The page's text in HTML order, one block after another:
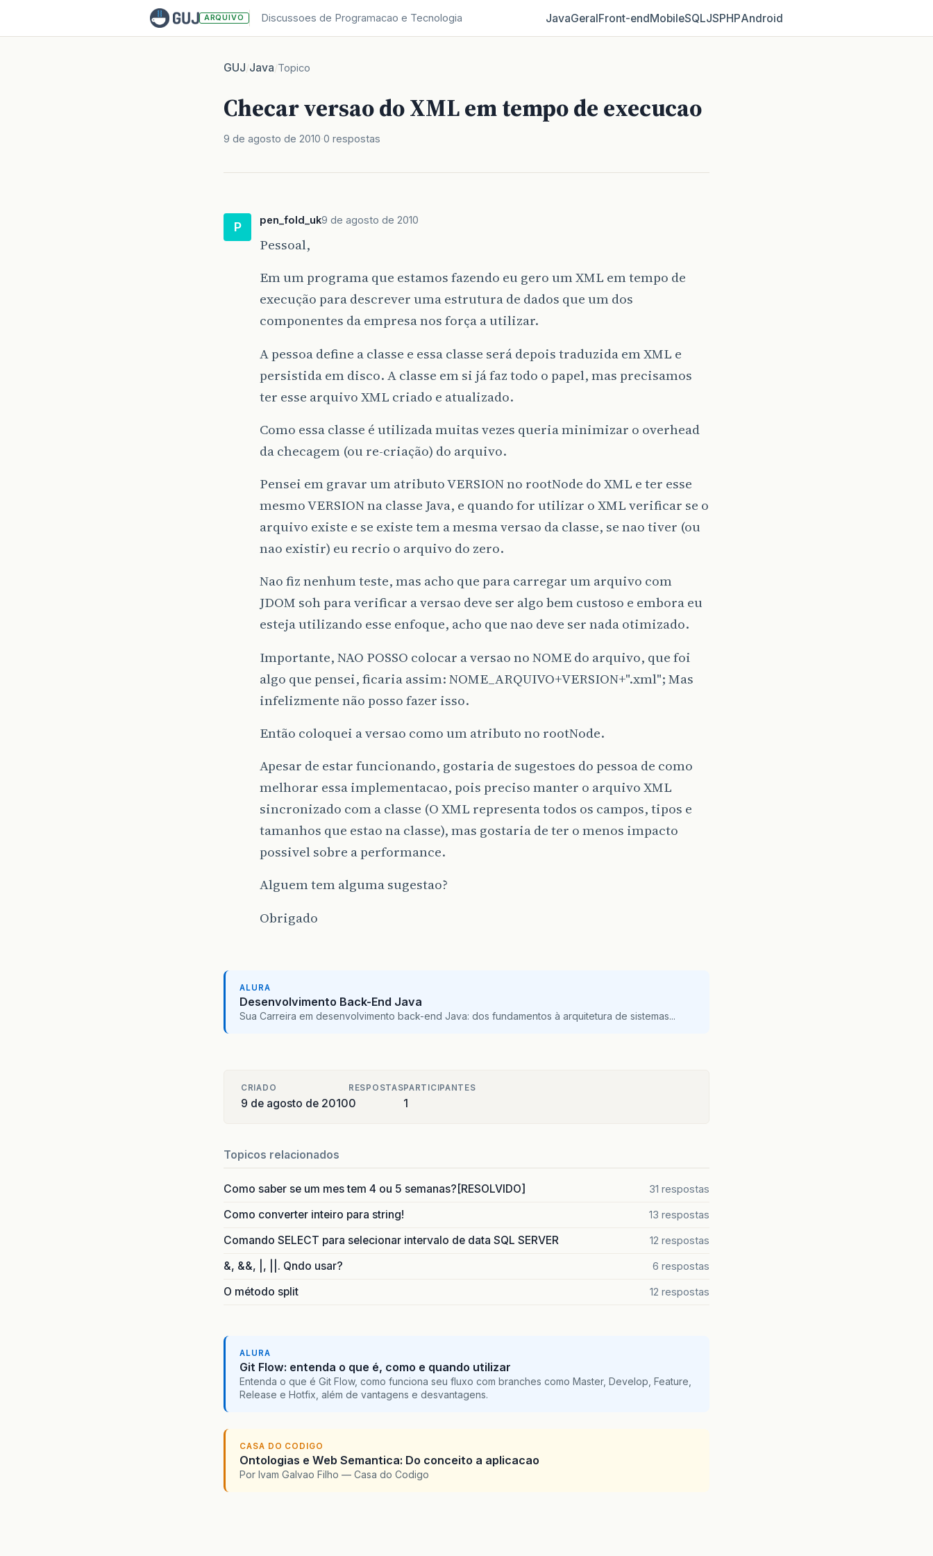
ARQUIVO Discussoes de Programacao e Tecnologia JavaGeralFront‑endMobileSQLJSPHPAndroid
GUJ/Java/Topico
Checar versao do XML em tempo de execucao
9 de agosto de 2010 0 respostas
P pen_fold_uk9 de agosto de 2010
Pessoal,
Em um programa que estamos fazendo eu gero um XML em tempo de
execução para descrever uma estrutura de dados que um dos
componentes da empresa nos força a utilizar.
A pessoa define a classe e essa classe será depois traduzida em XML e
persistida em disco. A classe em si já faz todo o papel, mas precisamos
ter esse arquivo XML criado e atualizado.
Como essa classe é utilizada muitas vezes queria minimizar o overhead
da checagem (ou re-criação) do arquivo.
Pensei em gravar um atributo VERSION no rootNode do XML e ter esse
mesmo VERSION na classe Java, e quando for utilizar o XML verificar se o
arquivo existe e se existe tem a mesma versao da classe, se nao tiver (ou
nao existir) eu recrio o arquivo do zero.
Nao fiz nenhum teste, mas acho que para carregar um arquivo com
JDOM soh para verificar a versao deve ser algo bem custoso e embora eu
esteja utilizando esse enfoque, acho que nao deve ser nada otimizado.
Importante, NAO POSSO colocar a versao no NOME do arquivo, que foi
algo que pensei, ficaria assim: NOME_ARQUIVO+VERSION+".xml"; Mas
infelizmente não posso fazer isso.
Então coloquei a versao como um atributo no rootNode.
Apesar de estar funcionando, gostaria de sugestoes do pessoa de como
melhorar essa implementacao, pois preciso manter o arquivo XML
sincronizado com a classe (O XML representa todos os campos, tipos e
tamanhos que estao na classe), mas gostaria de ter o menos impacto
possivel sobre a performance.
Alguem tem alguma sugestao?
Obrigado
ALURA
Desenvolvimento Back-End Java
Sua Carreira em desenvolvimento back-end Java: dos fundamentos à arquitetura de sistemas...
CRIADO
9 de agosto de 2010
RESPOSTAS
0
PARTICIPANTES
1
Topicos relacionados
Como saber se um mes tem 4 ou 5 semanas?[RESOLVIDO] 31 respostas
Como converter inteiro para string! 13 respostas
Comando SELECT para selecionar intervalo de data SQL SERVER 12 respostas
&, &&, |, ||. Qndo usar? 6 respostas
O método split 12 respostas
ALURA
Git Flow: entenda o que é, como e quando utilizar
Entenda o que é Git Flow, como funciona seu fluxo com branches como Master, Develop, Feature,
Release e Hotfix, além de vantagens e desvantagens.
CASA DO CODIGO
Ontologias e Web Semantica: Do conceito a aplicacao
Por Ivam Galvao Filho — Casa do Codigo